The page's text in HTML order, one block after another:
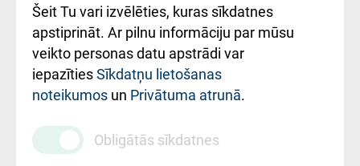
Rekvizīti un
ārstniecības
iestādes kods
010000234
Maksas
pakalpojumu
Šeit Tu vari izvēlēties, kuras sīkdatnes
apstiprināt. Ar pilnu informāciju par mūsu
veikto personas datu apstrādi var
iepazītiesSīkdatņu lietošanas
noteikumos un Privātuma atrunā.
Obligātās sīkdatnes